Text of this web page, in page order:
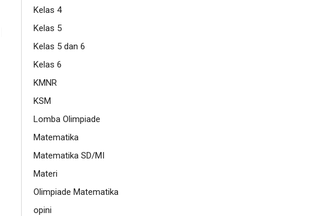
Kelas 4
Kelas 5
Kelas 5 dan 6
Kelas 6
KMNR
KSM
Lomba Olimpiade
Matematika
Matematika SD/MI
Materi
Olimpiade Matematika
opini